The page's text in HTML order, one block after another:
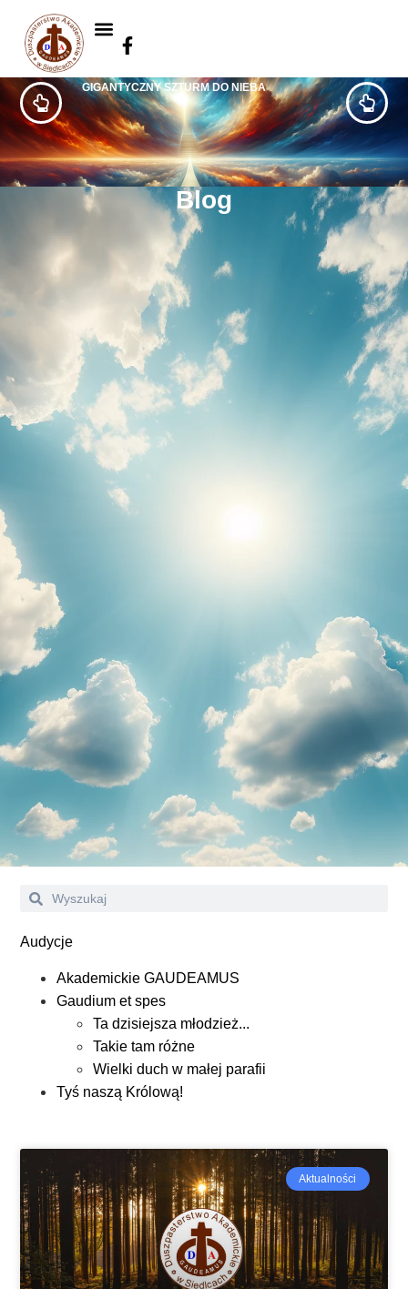
GIGANTYCZNY SZTURM DO NIEBA
Blog
Audycje
Akademickie GAUDEAMUS
Gaudium et spes
Ta dzisiejsza młodzież...
Takie tam różne
Wielki duch w małej parafii
Tyś naszą Królową!
Aktualności